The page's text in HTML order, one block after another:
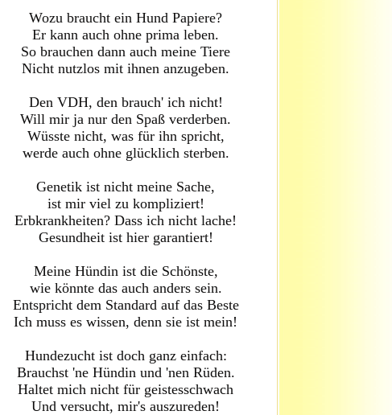
Wozu braucht ein Hund Papiere?
Er kann auch ohne prima leben.
So brauchen dann auch meine Tiere
Nicht nutzlos mit ihnen anzugeben.
Den VDH, den brauch' ich nicht!
Will mir ja nur den Spaß verderben.
Wüsste nicht, was für ihn spricht,
werde auch ohne glücklich sterben.
Genetik ist nicht meine Sache,
ist mir viel zu kompliziert!
Erbkrankheiten? Dass ich nicht lache!
Gesundheit ist hier garantiert!
Meine Hündin ist die Schönste,
wie könnte das auch anders sein.
Entspricht dem Standard auf das Beste
Ich muss es wissen, denn sie ist mein!
Hundezucht ist doch ganz einfach:
Brauchst 'ne Hündin und 'nen Rüden.
Haltet mich nicht für geistesschwach
Und versucht, mir's auszureden!